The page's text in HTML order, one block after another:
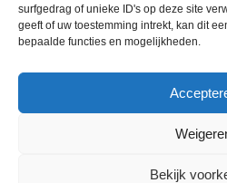
surfgedrag of unieke ID's op deze site
geeft of uw toestemming intrekt, kan dit
bepaalde functies en mogelijkheden.
Bekijk
Contact met onze inkoop
Klantenservice
Annuleer & Retourbeleid
Horeca-
Wij gebruiken cookies om